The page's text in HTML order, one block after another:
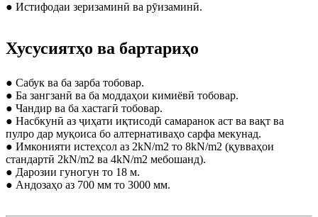
● Истифодаи зеризаминӣ ва рӯизаминӣ.
Хусусиятҳо ва бартариҳо
● Сабук ва ба зарба тобовар.
● Ба зангзанӣ ва ба моддаҳои кимиёвӣ тобовар.
● Чандир ва ба хастагӣ тобовар.
● Насбкунӣ аз ҷиҳати иқтисодӣ самаранок аст ва вақт ва
пулро дар муқоиса бо алтернативаҳо сарфа мекунад.
● Имконияти истеҳсол аз 2kN/m2 то 8kN/m2 (қувваҳои
стандартӣ 2kN/m2 ва 4kN/m2 мебошанд).
● Дарозии гуногун то 18 м.
● Андозаҳо аз 700 мм то 3000 мм.